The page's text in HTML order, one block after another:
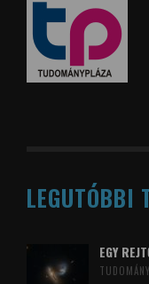
LEGUTÓBBI
EGY